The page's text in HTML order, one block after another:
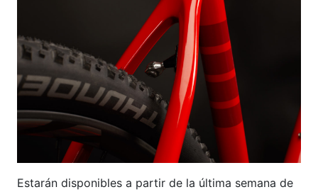
Estarán disponibles a partir de la última semana de